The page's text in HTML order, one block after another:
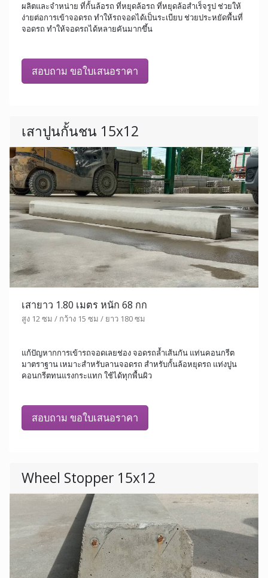
ผลิตและจำหน่าย ที่กั้นล้อรถ ที่หยุดล้อรถ ที่หยุดล้อสำเร็จรูป ช่วยให้
ง่ายต่อการเข้าจอดรถ ทำให้รถจอดได้เป็นระเบียบ ช่วยประหยัดพื้นที่
จอดรถ ทำให้จอดรถได้หลายคันมากขึ้น
สอบถาม ขอใบเสนอราคา
เสาปูนกั้นชน 15x12
เสายาว 1.80 เมตร หนัก 68 กก
สูง 12 ซม / กว้าง 15 ซม / ยาว 180 ซม
แก้ปัญหากการเข้ารถจอดเลยช่อง จอดรถล้ำเส้นกัน แท่นคอนกรีต
มาตราฐาน เหมาะสำหรับลานจอดรถ สำหรับกั้นล้อหยุดรถ แท่งปูน
คอนกรีตทนแรงกระแทก ใช้ได้ทุกพื้นผิว
สอบถาม ขอใบเสนอราคา
Wheel Stopper 15x12